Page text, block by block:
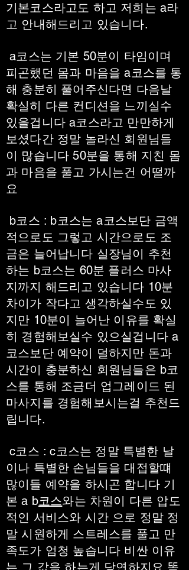
기본코스라고도 하고 저희는 a라
고 안내해드리고 있습니다.
a코스는 기본 50분이 타임이며
피곤했던 몸과 마음을 a코스를 통
해 충분히 풀어주신다면 다음날
확실히 다른 컨디션을 느끼실수
있을겁니다 a코스라고 만만하게
보셨다간 정말 놀라신 회원님들
이 많습니다 50분을 통해 지친 몸
과 마음을 풀고 가시는건 어떨까
요
b코스 : b코스는 a코스보단 금액
적으로도 그렇고 시간으로도 조
금은 늘어납니다 실장님이 추천
하는 b코스는 60분 플러스 마사
지까지 해드리고 있습니다 10분
차이가 작다고 생각하실수도 있
지만 10분이 늘어난 이유를 확실
히 경험해보실수 있으실겁니다 a
코스보단 예약이 덜하지만 돈과
시간이 충분하신 회원님들은 b코
스를 통해 조금더 업그레이드 된
마사지를 경험해보시는걸 추천드
립니다.
c코스 : c코스는 정말 특별한 날
이나 특별한 손님들을 대접할떄
많이들 예약을 하시곤 합니다 기
본 a b코스와는 차원이 다른 압도
적인 서비스와 시간 으로 정말 정
말 시원하게 스트레스를 풀고 만
족도가 엄청 높습니다 비싼 이유
는 그 값을 하는게 당연하지요 똑